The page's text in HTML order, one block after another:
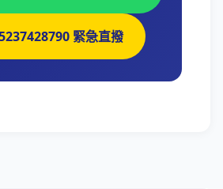
緊急直撥